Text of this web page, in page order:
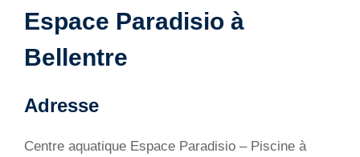
Espace Paradisio à
Bellentre
Adresse
Centre aquatique Espace Paradisio – Piscine à